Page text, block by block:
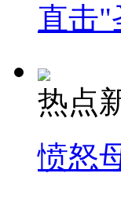
直击"
热点
愤怒